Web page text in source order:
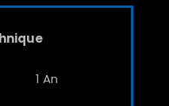
1 An